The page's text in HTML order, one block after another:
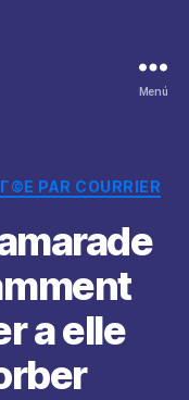
Menú
PAR COURRIER
a elle